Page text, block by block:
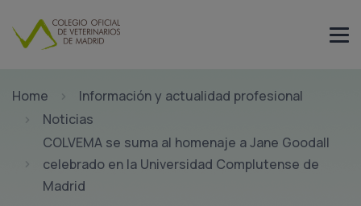
Home
Información y actualidad profesional
Noticias
COLVEMA se suma al homenaje a Jane Goodall
celebrado en la Universidad Complutense de
Madrid